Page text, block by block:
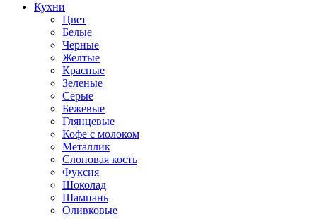
Кухни
Цвет
Белые
Черные
Желтые
Красные
Зеленые
Серые
Бежевые
Глянцевые
Кофе с молоком
Металлик
Слоновая кость
Фуксия
Шоколад
Шампань
Оливковые